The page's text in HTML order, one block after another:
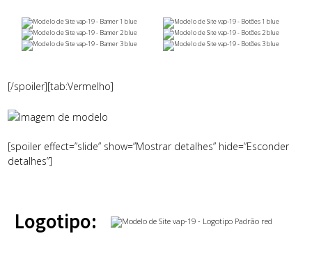
[/spoiler][tab:Vermelho]
[spoiler effect=”slide” show=”Mostrar detalhes” hide=”Esconder
detalhes”]
Logotipo: